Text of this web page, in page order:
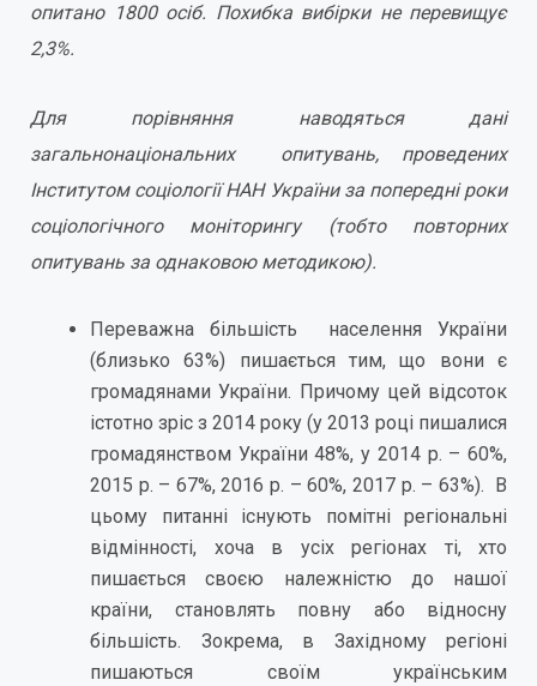
опитано 1800 осіб. Похибка вибірки не перевищує
2,3%.
Для порівняння наводяться дані
загальнонаціональних опитувань, проведених
Інститутом соціології НАН України за попередні роки
соціологічного моніторингу (тобто повторних
опитувань за однаковою методикою).
Переважна більшість населення України
(близько 63%) пишається тим, що вони є
громадянами України. Причому цей відсоток
істотно зріс з 2014 року (у 2013 році пишалися
громадянством України 48%, у 2014 р. – 60%,
2015 р. – 67%, 2016 р. – 60%, 2017 р. – 63%). В
цьому питанні існують помітні регіональні
відмінності, хоча в усіх регіонах ті, хто
пишається своєю належністю до нашої
країни, становлять повну або відносну
більшість. Зокрема, в Західному регіоні
пишаються своїм українським